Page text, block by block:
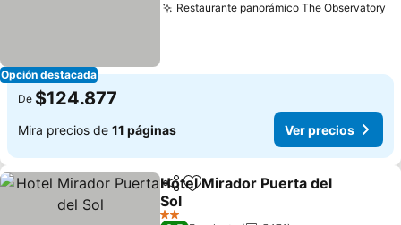
Opción destacada
Restaurante panorámico The Observatory
De $124.877
Mira precios de 11 páginas Ver precios
CompartirAgregar a favoritos
Hotel Mirador Puerta del
Sol
Ver precios
2 Estrellas